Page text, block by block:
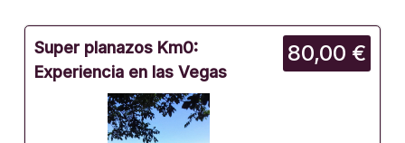
80,00 €
Super planazos Km0:
Experiencia en las Vegas